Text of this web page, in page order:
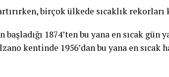
birçok ülkede sıcaklık rekorları
1874’ten bu yana en sıcak gün
kentinde 1956’dan bu yana en sıcak